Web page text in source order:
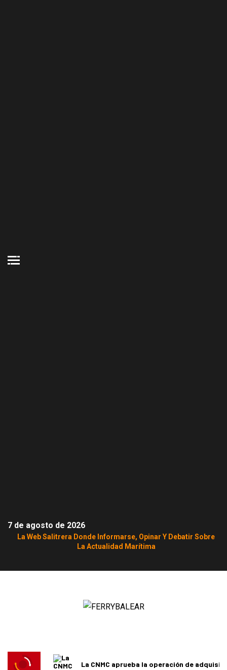
7 de agosto de 2026
La Web Salitrera Donde Informarse, Opinar Y Debatir Sobre
La Actualidad Marítima
La CNMC aprueba la operación de